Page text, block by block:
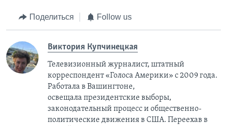
Поделиться Follow us
Виктория Купчинецкая
Телевизионный журналист, штатный
корреспондент «Голоса Америки» с 2009 года.
Работала в Вашингтоне,
освещала президентские выборы,
законодательный процесс и общественно-
политические движения в США. Переехав в